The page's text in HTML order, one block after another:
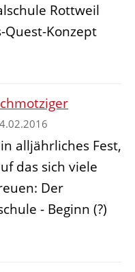
Rottweil
Quest-Konzept
alljährliches Fest,
das sich viele
Der
- Beginn (?)